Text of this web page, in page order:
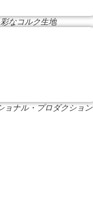
なコルク生地
ョナル・プロダクション